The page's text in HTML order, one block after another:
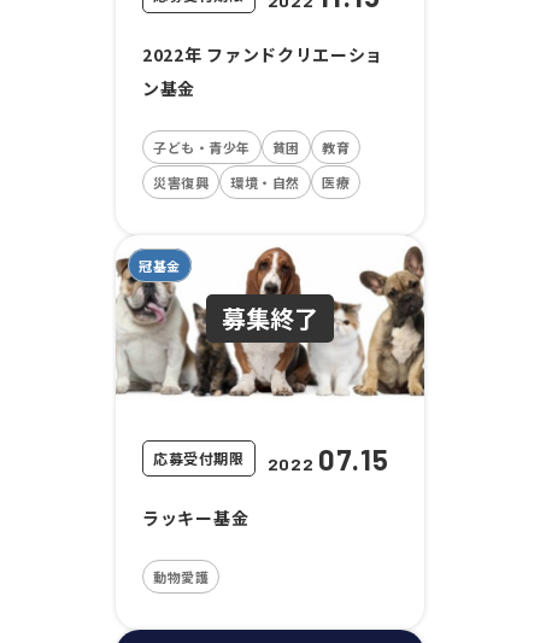
2022年 ファンドクリエーショ
ン基金
子ども・青少年 貧困
教育
災害復興
環境・自然 医療
冠基金
応募受付期限 2022 07.15
ラッキー基金
動物愛護